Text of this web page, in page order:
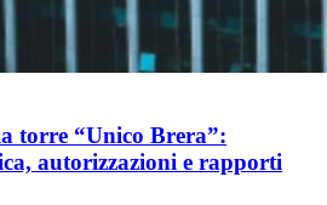
torre “Unico Brera”:
autorizzazioni e rapporti